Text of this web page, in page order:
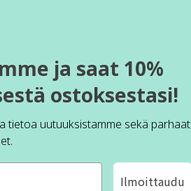
ja saat 10%
ostoksestasi!
tietoa uutuuksistamme sekä parhaat
Ilmoittaudu